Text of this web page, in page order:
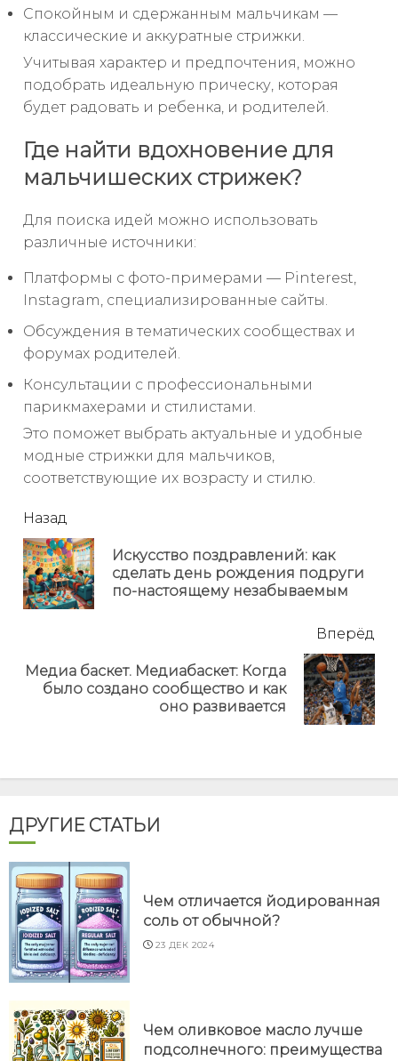
Спокойным и сдержанным мальчикам —
классические и аккуратные стрижки.
Учитывая характер и предпочтения, можно
подобрать идеальную прическу, которая
будет радовать и ребенка, и родителей.
Где найти вдохновение для
мальчишеских стрижек?
Для поиска идей можно использовать
различные источники:
Платформы с фото-примерами — Pinterest,
Instagram, специализированные сайты.
Обсуждения в тематических сообществах и
форумах родителей.
Консультации с профессиональными
парикмахерами и стилистами.
Это поможет выбрать актуальные и удобные
модные стрижки для мальчиков,
соответствующие их возрасту и стилю.
читать
еще
Назад
Искусство поздравлений: как
сделать день рождения подруги
по-настоящему незабываемым
Вперёд
Next
Медиа баскет. Медиабаскет: Когда
было создано сообщество и как
оно развивается
ДРУГИЕ СТАТЬИ
Чем отличается йодированная
соль от обычной?
23 ДЕК 2024
Чем оливковое масло лучше
подсолнечного: преимущества